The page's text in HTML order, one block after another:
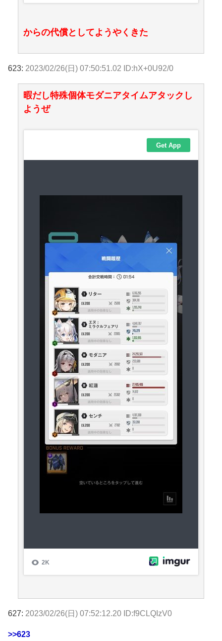
からの代償としてようやくきた
623: 2023/02/26(日) 07:50:51.02 ID:hX+0U92/0
暇だし特殊個体モダニアタイムアタックし
ようぜ
627: 2023/02/26(日) 07:52:12.20 ID:f9CLQIzV0
>>623